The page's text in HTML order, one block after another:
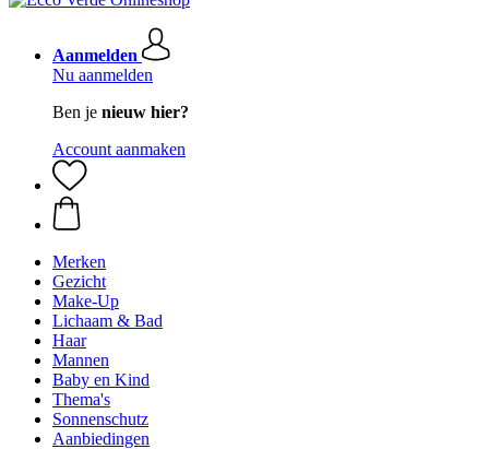
Aanmelden
Nu aanmelden
Ben je nieuw hier?
Account aanmaken
Merken
Gezicht
Make-Up
Lichaam & Bad
Haar
Mannen
Baby en Kind
Thema's
Sonnenschutz
Aanbiedingen